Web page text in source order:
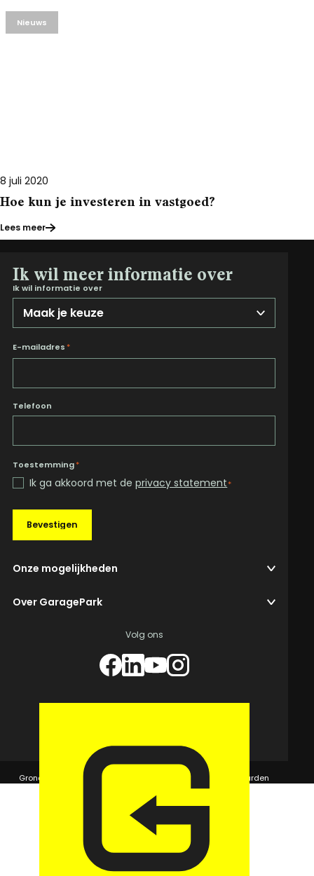
8 juli 2020
Hoe kun je investeren in vastgoed?
Lees meer
Nieuws
Ik wil meer informatie over
Ik wil informatie over
E-mailadres *
Telefoon
Toestemming*
Ik ga akkoord met deprivacy statement*
Bevestigen
Onze mogelijkheden
Over GaragePark
Volg ons
© 2026 GaragePark.
Grondposities
365Beheer & GaragePark Algemene voorwaarden